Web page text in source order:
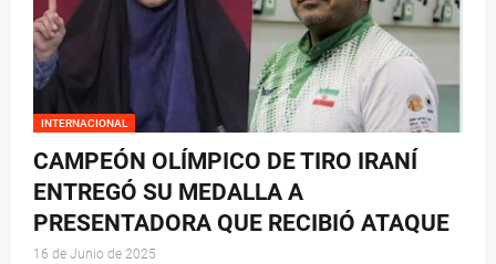
INTERNACIONAL
CAMPEÓN OLÍMPICO DE TIRO IRANÍ
ENTREGÓ SU MEDALLA A
PRESENTADORA QUE RECIBIÓ ATAQUE
16 de Junio de 2025